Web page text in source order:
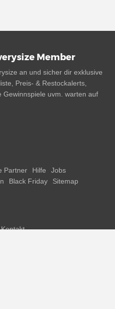
Member
an und sicher dir exklusive
Preis- & Restockalerts,
Gewinnspiele uvm. warten auf
Partner Hilfe
Jobs
Black Friday
Sitemap
Kontakt